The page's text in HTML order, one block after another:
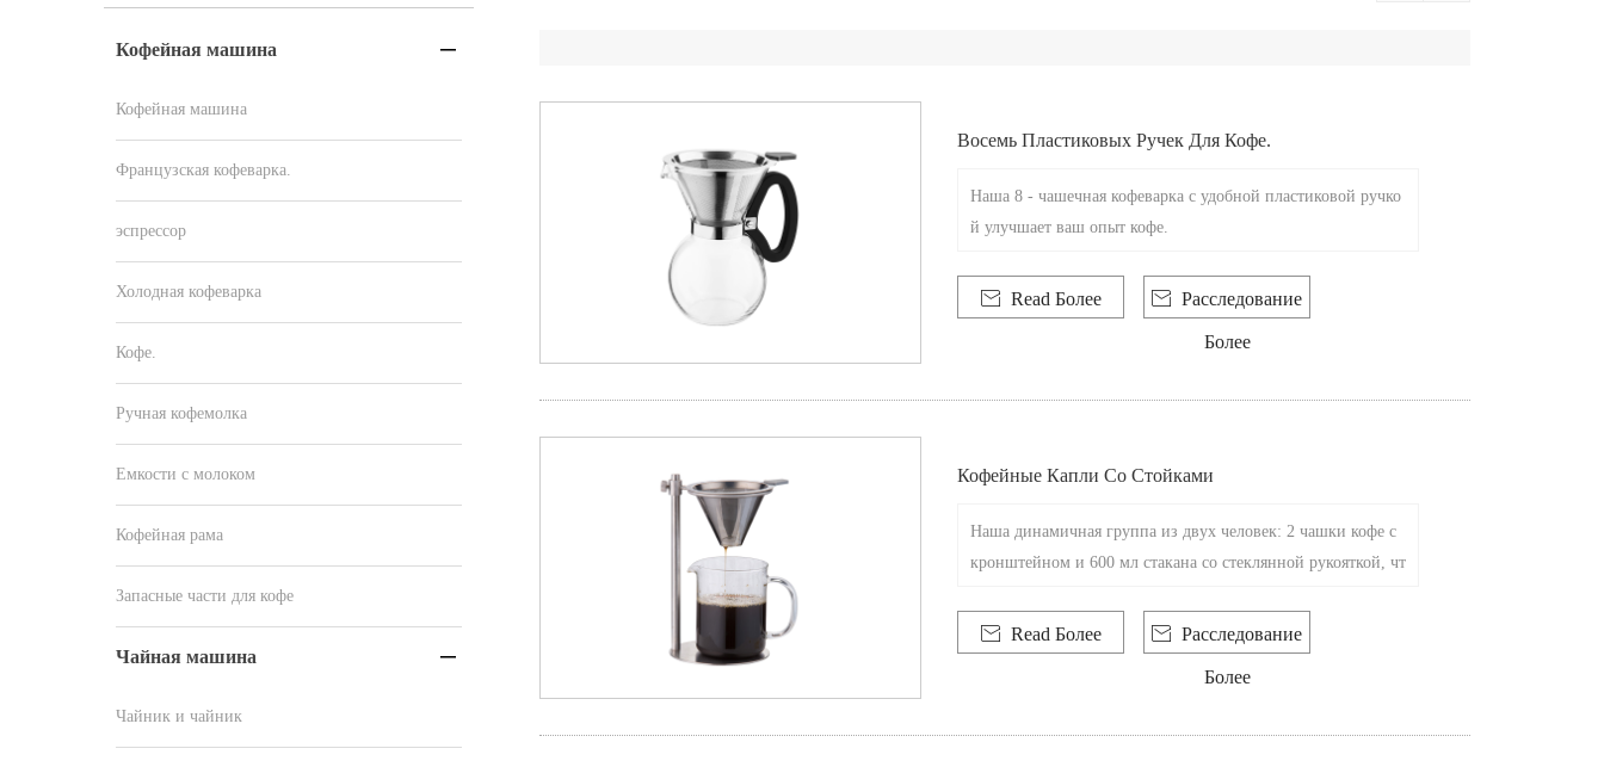
Кофейная машина 
Кофейная машина
Французская кофеварка.
эспрессор
Холодная кофеварка
Кофе.
Ручная кофемолка
Емкости с молоком
Кофейная рама
Запасные части для кофе
Чайная машина 
Чайник и чайник
Восемь Пластиковых Ручек Для Кофе.
Наша 8 - чашечная кофеварка с удобной пластиковой ручко
й улучшает ваш опыт кофе.
 Read Более  Расследование
Более
Кофейные Капли Со Стойками
Наша динамичная группа из двух человек: 2 чашки кофе с
кронштейном и 600 мл стакана со стеклянной рукояткой, чт
реопределяют искусство медленного приготовления кофе, б
удь то дома или в пути.
 Read Более  Расследование
Более